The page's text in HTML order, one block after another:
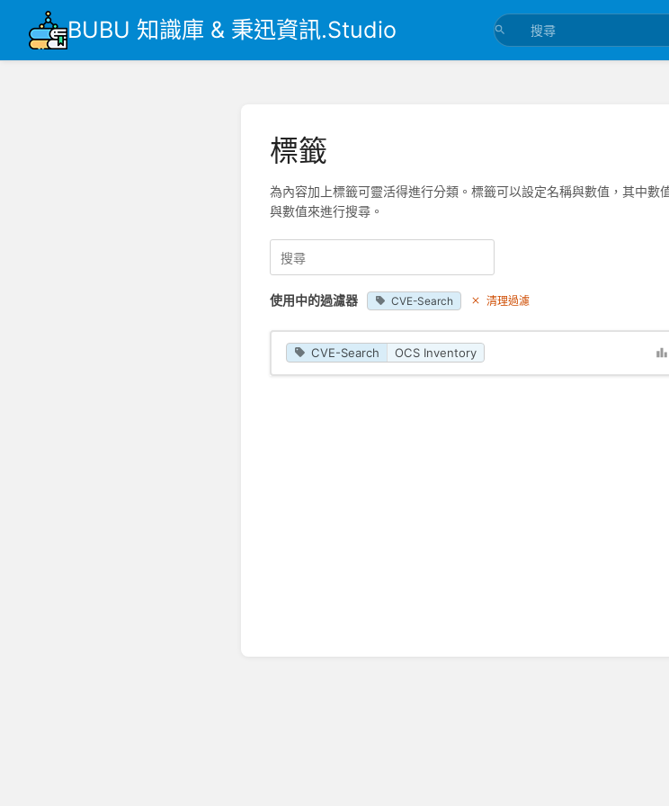
BUBU 知識庫 & 秉迅資訊.Studio
標籤
為內容加上標籤可靈活得進行分類。標籤可以設定名稱與數值，其中
與數值來進行搜尋。
使用中的過濾器 CVE-Search 清理過濾
CVE-Search OCS Inventory